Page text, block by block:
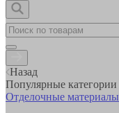
Назад
Популярные категории
Отделочные материалы